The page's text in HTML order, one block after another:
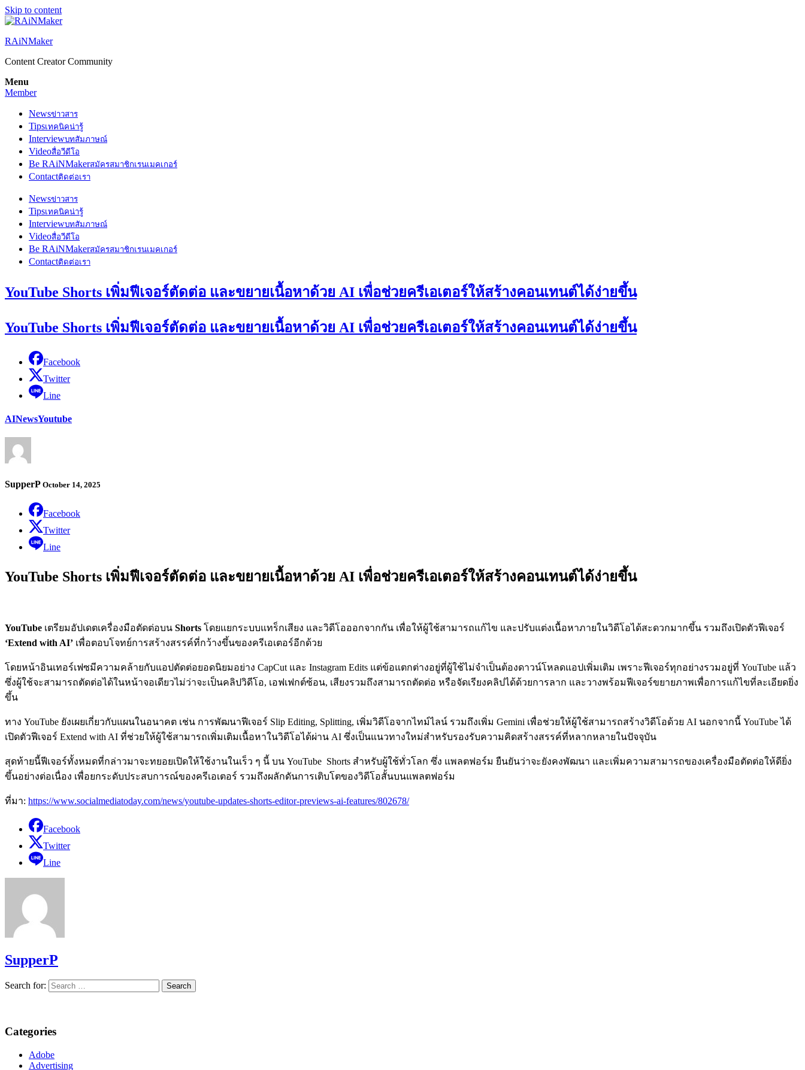
Skip to content
RAiNMaker
Content Creator Community
Menu
Member
Newsข่าวสาร
Tipsเทคนิคน่ารู้
Interviewบทสัมภาษณ์
Videoสื่อวีดีโอ
Be RAiNMakerสมัครสมาชิกเรนเมคเกอร์
Contactติดต่อเรา
Newsข่าวสาร
Tipsเทคนิคน่ารู้
Interviewบทสัมภาษณ์
Videoสื่อวีดีโอ
Be RAiNMakerสมัครสมาชิกเรนเมคเกอร์
Contactติดต่อเรา
YouTube Shorts เพิ่มฟีเจอร์ตัดต่อ และขยายเนื้อหาด้วย AI เพื่อช่วยครีเอเตอร์ให้สร้างคอนเทนต์ได้ง่ายขึ้น
YouTube Shorts เพิ่มฟีเจอร์ตัดต่อ และขยายเนื้อหาด้วย AI เพื่อช่วยครีเอเตอร์ให้สร้างคอนเทนต์ได้ง่ายขึ้น
Facebook
Twitter
Line
AINewsYoutube
SupperP October 14, 2025
Facebook
Twitter
Line
YouTube Shorts เพิ่มฟีเจอร์ตัดต่อ และขยายเนื้อหาด้วย AI เพื่อช่วยครีเอเตอร์ให้สร้างคอนเทนต์ได้ง่ายขึ้น
YouTube เตรียมอัปเดตเครื่องมือตัดต่อบน Shorts โดยแยกระบบแทร็กเสียง และวิดีโอออกจากกัน เพื่อให้ผู้ใช้สามารถแก้ไข และปรับแต่งเนื้อหาภายในวิดีโอได้สะดวกมากขึ้น รวมถึงเปิดตัวฟีเจอร์
‘Extend with AI’ เพื่อตอบโจทย์การสร้างสรรค์ที่กว้างขึ้นของครีเอเตอร์อีกด้วย
โดยหน้าอินเทอร์เฟซมีความคล้ายกับแอปตัดต่อยอดนิยมอย่าง CapCut และ Instagram Edits แต่ข้อแตกต่างอยู่ที่ผู้ใช้ไม่จำเป็นต้องดาวน์โหลดแอปเพิ่มเติม เพราะฟีเจอร์ทุกอย่างรวมอยู่ที่ YouTube แล้ว
ซึ่งผู้ใช้จะสามารถตัดต่อได้ในหน้าจอเดียวไม่ว่าจะเป็นคลิปวิดีโอ, เอฟเฟกต์ซ้อน, เสียงรวมถึงสามารถตัดต่อ หรือจัดเรียงคลิปได้ด้วยการลาก และวางพร้อมฟีเจอร์ขยายภาพเพื่อการแก้ไขที่ละเอียดยิ่ง
ขึ้น
ทาง YouTube ยังเผยเกี่ยวกับแผนในอนาคต เช่น การพัฒนาฟีเจอร์ Slip Editing, Splitting, เพิ่มวิดีโอจากไทม์ไลน์ รวมถึงเพิ่ม Gemini เพื่อช่วยให้ผู้ใช้สามารถสร้างวิดีโอด้วย AI นอกจากนี้ YouTube ได้
เปิดตัวฟีเจอร์ Extend with AI ที่ช่วยให้ผู้ใช้สามารถเพิ่มเติมเนื้อหาในวิดีโอได้ผ่าน AI ซึ่งเป็นแนวทางใหม่สำหรับรองรับความคิดสร้างสรรค์ที่หลากหลายในปัจจุบัน
สุดท้ายนี้ฟีเจอร์ทั้งหมดที่กล่าวมาจะทยอยเปิดให้ใช้งานในเร็ว ๆ นี้ บน YouTube Shorts สำหรับผู้ใช้ทั่วโลก ซึ่ง แพลตฟอร์ม ยืนยันว่าจะยังคงพัฒนา และเพิ่มความสามารถของเครื่องมือตัดต่อให้ดียิ่ง
ขึ้นอย่างต่อเนื่อง เพื่อยกระดับประสบการณ์ของครีเอเตอร์ รวมถึงผลักดันการเติบโตของวิดีโอสั้นบนแพลตฟอร์ม
ที่มา: https://www.socialmediatoday.com/news/youtube-updates-shorts-editor-previews-ai-features/802678/
Facebook
Twitter
Line
SupperP
Search for:
Categories
Adobe
Advertising